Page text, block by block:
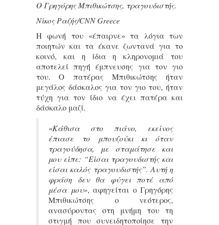
Ο Γρηγόρης Μπιθικώτσης, τραγουδιστής.
Νίκος Ραζής/CNN Greece
Η φωνή του «έπαιρνε» τα λόγια των
ποιητών και τα έκανε ζωντανά για το
κοινό, και η ίδια η κληρονομιά του
αποτελεί πηγή έμπνευσης για τον γιο
του. Ο πατέρας Μπιθικώτσης ήταν
μεγάλος δάσκαλος για τον γιο του, ήταν
τύχη για τον ίδιο να έχει πατέρα και
δάσκαλο μαζί.
«Κάθισα στο πιάνο, εκείνος
έπιασε το μπουζούκι κι όταν
τραγούδησα, με σταμάτησε και
μου είπε: “Είσαι τραγουδιστής και
είσαι καλός τραγουδιστής”. Αυτή η
φράση δεν θα φύγει ποτέ από
μέσα μου», αφηγείται ο Γρηγόρης
Μπιθικώτσης ο νεότερος,
ανασύροντας στη μνήμη του τη
στιγμή που συνειδητοποίησε την